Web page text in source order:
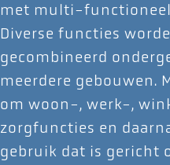
met multi-
Diverse functies
gecombineerd
meerdere gebouwen.
om woon-, werk-,
zorgfuncties en
gebruik dat is gericht